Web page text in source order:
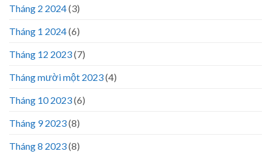
Tháng 2 2024(3)
Tháng 1 2024(6)
Tháng 12 2023(7)
Tháng mười một 2023(4)
Tháng 10 2023(6)
Tháng 9 2023(8)
Tháng 8 2023(8)